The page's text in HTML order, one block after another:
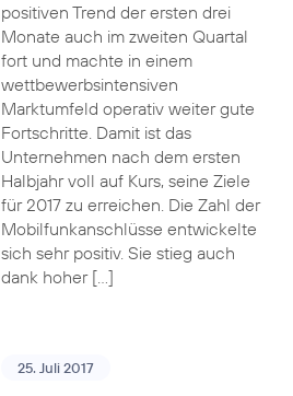
positiven Trend der ersten drei
Monate auch im zweiten Quartal
fort und machte in einem
wettbewerbsintensiven
Marktumfeld operativ weiter gute
Fortschritte. Damit ist das
Unternehmen nach dem ersten
Halbjahr voll auf Kurs, seine Ziele
für 2017 zu erreichen. Die Zahl der
Mobilfunkanschlüsse entwickelte
sich sehr positiv. Sie stieg auch
dank hoher […]
25. Juli 2017